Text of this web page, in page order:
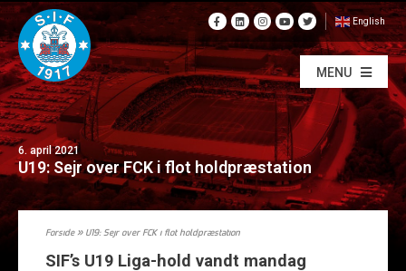
English
MENU
6. april 2021
U19: Sejr over FCK i flot holdpræstation
Forside» U19: Sejr over FCK i flot holdpræstation
SIF’s U19 Liga-hold vandt mandag